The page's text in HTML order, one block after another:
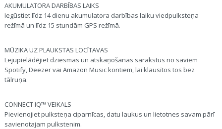
AKUMULATORA DARBĪBAS LAIKS
Iegūstiet līdz 14 dienu akumulatora darbības laiku viedpulksteņa
režīmā un līdz 15 stundām GPS režīmā.
MŪZIKA UZ PLAUKSTAS LOCĪTAVAS
Lejupielādējiet dziesmas un atskaņošanas sarakstus no saviem
Spotify, Deezer vai Amazon Music kontiem, lai klausītos tos bez
tālruņa.
CONNECT IQ™ VEIKALS
Pievienojiet pulksteņa ciparnīcas, datu laukus un lietotnes savam pārī
savienotajam pulkstenim.